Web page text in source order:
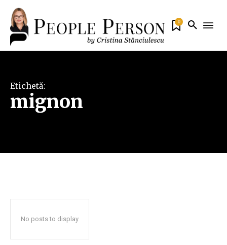
0
Etichetă:
mignon
No posts to display